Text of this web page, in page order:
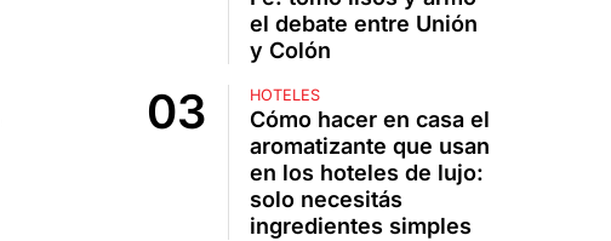
el debate entre Unión
y Colón
HOTELES
Cómo hacer en casa el
aromatizante que usan
en los hoteles de lujo:
solo necesitás
ingredientes simples